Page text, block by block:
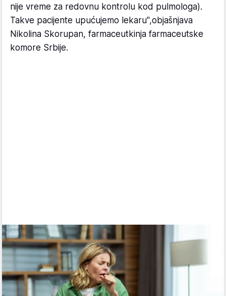
nije vreme za redovnu kontrolu kod pulmologa).
Takve pacijente upućujemo lekaru",objašnjava
Nikolina Skorupan, farmaceutkinja farmaceutske
komore Srbije.